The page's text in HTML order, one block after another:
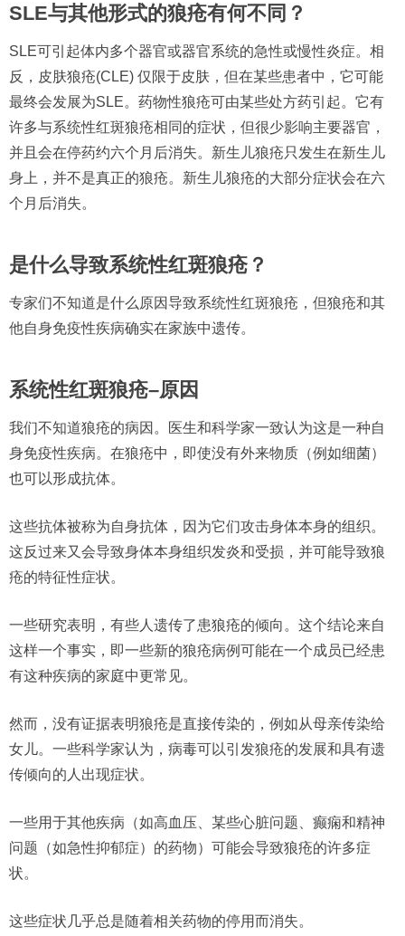
SLE与其他形式的狼疮有何不同？
SLE可引起体内多个器官或器官系统的急性或慢性炎症。相
反，皮肤狼疮(CLE) 仅限于皮肤，但在某些患者中，它可能
最终会发展为SLE。药物性狼疮可由某些处方药引起。它有
许多与系统性红斑狼疮相同的症状，但很少影响主要器官，
并且会在停药约六个月后消失。新生儿狼疮只发生在新生儿
身上，并不是真正的狼疮。新生儿狼疮的大部分症状会在六
个月后消失。
是什么导致系统性红斑狼疮？
专家们不知道是什么原因导致系统性红斑狼疮，但狼疮和其
他自身免疫性疾病确实在家族中遗传。
系统性红斑狼疮–原因
我们不知道狼疮的病因。医生和科学家一致认为这是一种自
身免疫性疾病。在狼疮中，即使没有外来物质（例如细菌）
也可以形成抗体。
这些抗体被称为自身抗体，因为它们攻击身体本身的组织。
这反过来又会导致身体本身组织发炎和受损，并可能导致狼
疮的特征性症状。
一些研究表明，有些人遗传了患狼疮的倾向。这个结论来自
这样一个事实，即一些新的狼疮病例可能在一个成员已经患
有这种疾病的家庭中更常见。
然而，没有证据表明狼疮是直接传染的，例如从母亲传染给
女儿。一些科学家认为，病毒可以引发狼疮的发展和具有遗
传倾向的人出现症状。
一些用于其他疾病（如高血压、某些心脏问题、癫痫和精神
问题（如急性抑郁症）的药物）可能会导致狼疮的许多症
状。
这些症状几乎总是随着相关药物的停用而消失。